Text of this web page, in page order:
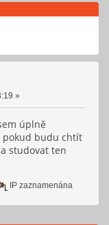
»
úplně
pokud budu chtít
studovat ten
IP zaznamenána